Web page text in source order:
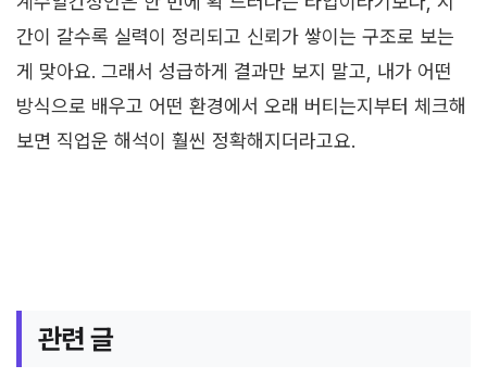
간이 갈수록 실력이 정리되고 신뢰가 쌓이는 구조로 보는
게 맞아요. 그래서 성급하게 결과만 보지 말고, 내가 어떤
방식으로 배우고 어떤 환경에서 오래 버티는지부터 체크해
보면 직업운 해석이 훨씬 정확해지더라고요.
관련 글